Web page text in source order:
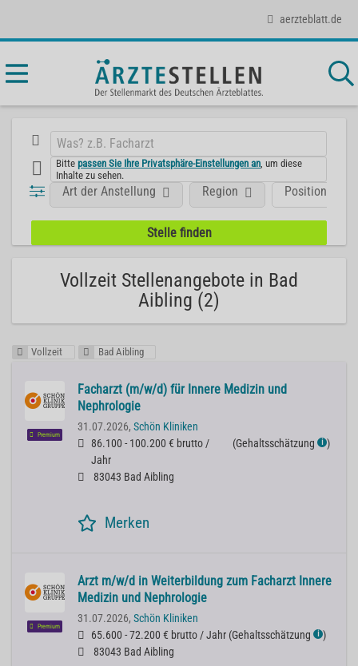
aerzteblatt.de
Bittepassen Sie Ihre Privatsphäre-Einstellungen an , um diese
Inhalte zu sehen.
Position
Art der Anstellung Region
Vollzeit Stellenangebote in Bad
Aibling (2)
Vollzeit Bad Aibling
Premium
Facharzt (m/w/d) für Innere Medizin und
Nephrologie
31.07.2026, Schön Kliniken
86.100 - 100.200 € brutto /
Jahr
(Gehaltsschätzung ℹ )
83043 Bad Aibling
Merken
Premium
Arzt m/w/d in Weiterbildung zum Facharzt Innere
Medizin und Nephrologie
31.07.2026, Schön Kliniken
65.600 - 72.200 € brutto / Jahr (Gehaltsschätzung ℹ )
83043 Bad Aibling